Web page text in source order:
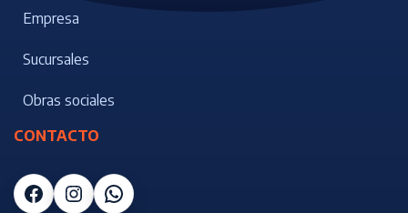
Empresa
Sucursales
Obras sociales
CONTACTO
Facebook
Instagram
WhatsApp